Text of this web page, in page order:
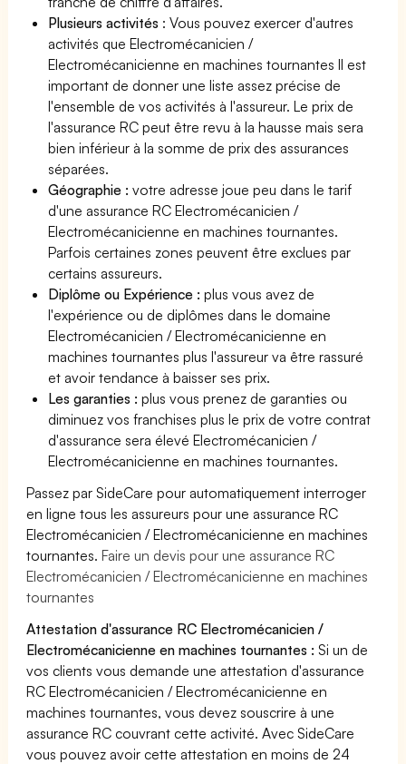
Plusieurs activités : Vous pouvez exercer d'autres
activités que Electromécanicien /
Electromécanicienne en machines tournantes Il est
important de donner une liste assez précise de
l'ensemble de vos activités à l'assureur. Le prix de
l'assurance RC peut être revu à la hausse mais sera
bien inférieur à la somme de prix des assurances
séparées.
Géographie :votre adresse joue peu dans le tarif
d'une assurance RC Electromécanicien /
Electromécanicienne en machines tournantes.
Parfois certaines zones peuvent être exclues par
certains assureurs.
Diplôme ou Expérience :plus vous avez de
l'expérience ou de diplômes dans le domaine
Electromécanicien / Electromécanicienne en
machines tournantes plus l'assureur va être rassuré
et avoir tendance à baisser ses prix.
Les garanties :plus vous prenez de garanties ou
diminuez vos franchises plus le prix de votre contrat
d'assurance sera élevé Electromécanicien /
Electromécanicienne en machines tournantes.
Passez par SideCare pour automatiquement interroger
en ligne tous les assureurs pour une assurance RC
Electromécanicien / Electromécanicienne en machines
tournantes.Faire un devis pour une assurance RC
Electromécanicien / Electromécanicienne en machines
tournantes
Attestation d'assurance RC Electromécanicien /
Electromécanicienne en machines tournantes : Si un de
vos clients vous demande une attestation d'assurance
RC Electromécanicien / Electromécanicienne en
machines tournantes, vous devez souscrire à une
assurance RC couvrant cette activité. Avec SideCare
vous pouvez avoir cette attestation en moins de 24